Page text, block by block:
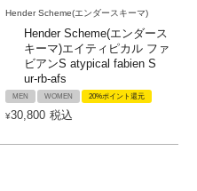
Hender Scheme(エンダースキーマ)
Hender Scheme(エンダース
キーマ)エイティピカル ファ
ビアンS atypical fabien S
ur-rb-afs
MEN WOMEN 20%ポイント還元
¥30,800 税込